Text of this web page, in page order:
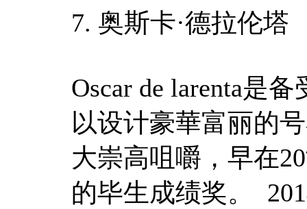
7. 奥斯卡·德拉伦塔
Oscar de larenta是
以设计豪華富丽的
大崇高咀嚼，早在
的毕生成绩奖。